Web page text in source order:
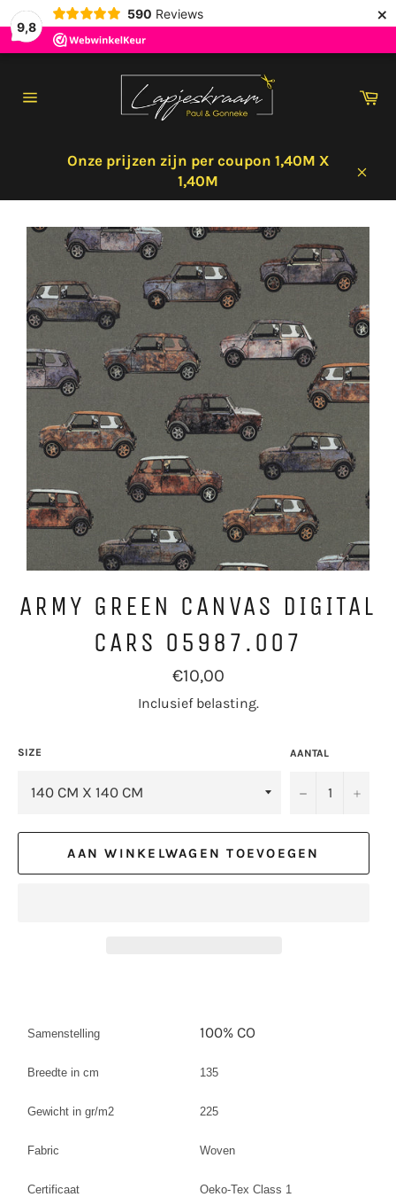
9,8
590 Reviews ×
Onze prijzen zijn per coupon 1,40M X
1,40M
ARMY GREEN CANVAS DIGITAL
CARS 05987.007
Normale
prijs
€10,00
Inclusief belasting.
SIZE AANTAL
− +
AAN WINKELWAGEN TOEVOEGEN
Samenstelling 100% CO
Breedte in cm 135
Gewicht in gr/m2 225
Fabric Woven
Certificaat Oeko-Tex Class 1